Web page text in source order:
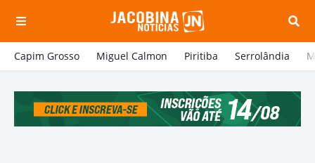
Capim Grosso Miguel Calmon Piritiba Serrolândia